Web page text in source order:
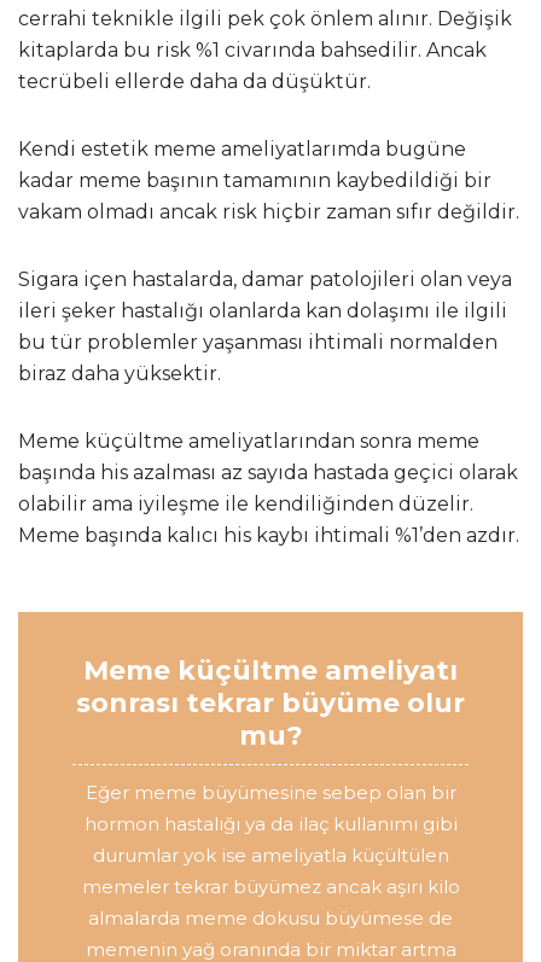
cerrahi teknikle ilgili pek çok önlem alınır. Değişik
kitaplarda bu risk %1 civarında bahsedilir. Ancak
tecrübeli ellerde daha da düşüktür.
Kendi estetik meme ameliyatlarımda bugüne
kadar meme başının tamamının kaybedildiği bir
vakam olmadı ancak risk hiçbir zaman sıfır değildir.
Sigara içen hastalarda, damar patolojileri olan veya
ileri şeker hastalığı olanlarda kan dolaşımı ile ilgili
bu tür problemler yaşanması ihtimali normalden
biraz daha yüksektir.
Meme küçültme ameliyatlarından sonra meme
başında his azalması az sayıda hastada geçici olarak
olabilir ama iyileşme ile kendiliğinden düzelir.
Meme başında kalıcı his kaybı ihtimali %1’den azdır.
Meme küçültme ameliyatı
sonrası tekrar büyüme olur
mu?
Eğer meme büyümesine sebep olan bir
hormon hastalığı ya da ilaç kullanımı gibi
durumlar yok ise ameliyatla küçültülen
memeler tekrar büyümez ancak aşırı kilo
almalarda meme dokusu büyümese de
memenin yağ oranında bir miktar artma